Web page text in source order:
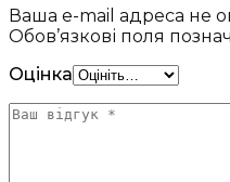
Ваша e-mail адреса не
Обов’язкові поля
Оцінка